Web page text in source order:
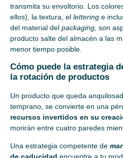
transmita su envoltorio. Los
ellos), la textura, el lettering e
del material del packaging , son
producto salte del almacén a las
menor tiempo posible.
Cómo puede la estrategia
la rotación de productos
Un producto que queda
temprano, se convierte en una
recursos invertidos en su
morirán entre cuatro paredes
Una estrategia competente de